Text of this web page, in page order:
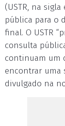
(USTR, na
pública para o
final. O USTR
consulta
continuam um
encontrar uma
divulgado na